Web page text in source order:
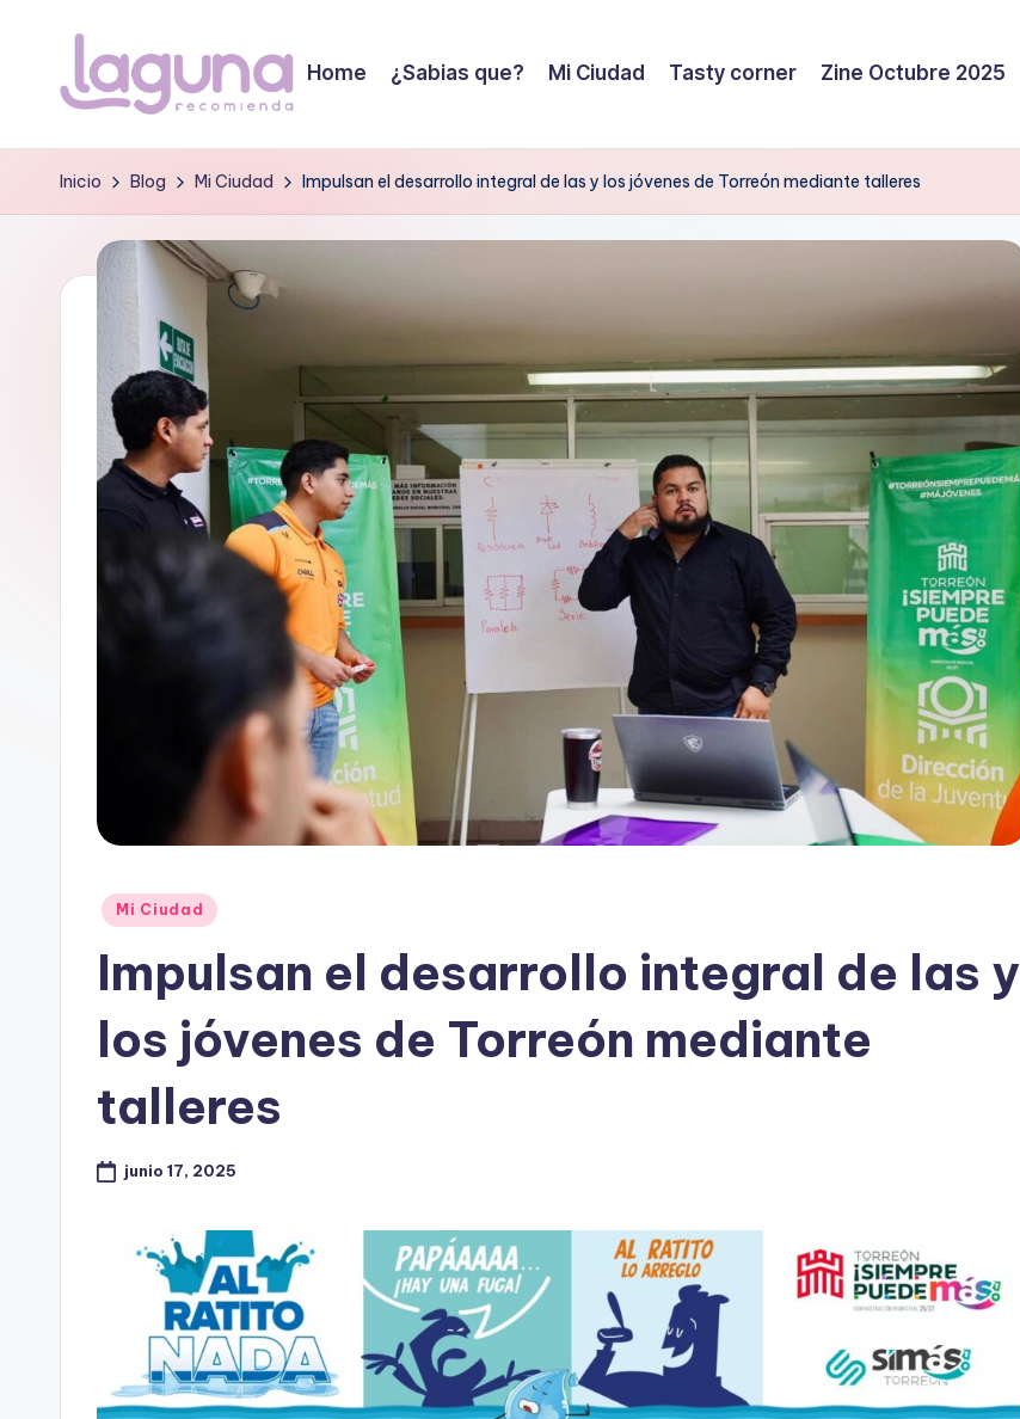
L
a
u
guia
confianza!
Home ¿Sabias que? Mi Ciudad Tasty corner Zine Octubre 2025
Inicio Blog Mi Ciudad Impulsan el desarrollo integral de las y los jóvenes de Torreón mediante talleres
Publicado
Mi Ciudad
Impulsan el desarrollo integral de las y
los jóvenes de Torreón mediante
talleres
junio 17, 2025